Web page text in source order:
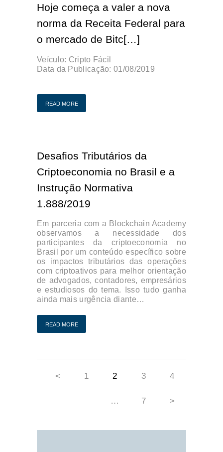
Hoje começa a valer a nova
norma da Receita Federal para
o mercado de Bitc[…]
Veículo: Cripto Fácil
Data da Publicação: 01/08/2019
READ MORE
Desafios Tributários da
Criptoeconomia no Brasil e a
Instrução Normativa
1.888/2019
Em parceria com a Blockchain Academy
observamos a necessidade dos
participantes da criptoeconomia no
Brasil por um conteúdo específico sobre
os impactos tributários das operações
com criptoativos para melhor orientação
de advogados, contadores, empresários
e estudiosos do tema. Isso tudo ganha
ainda mais urgência diante…
READ MORE
< PAGE
1 PAGE
2 PAGE
3 PAGE
4
… PAGE
7 >